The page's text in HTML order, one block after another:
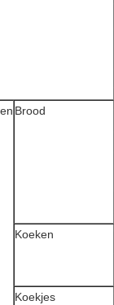
Brood
Koeken
Koekjes